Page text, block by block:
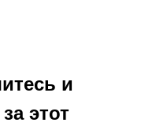
и
этот